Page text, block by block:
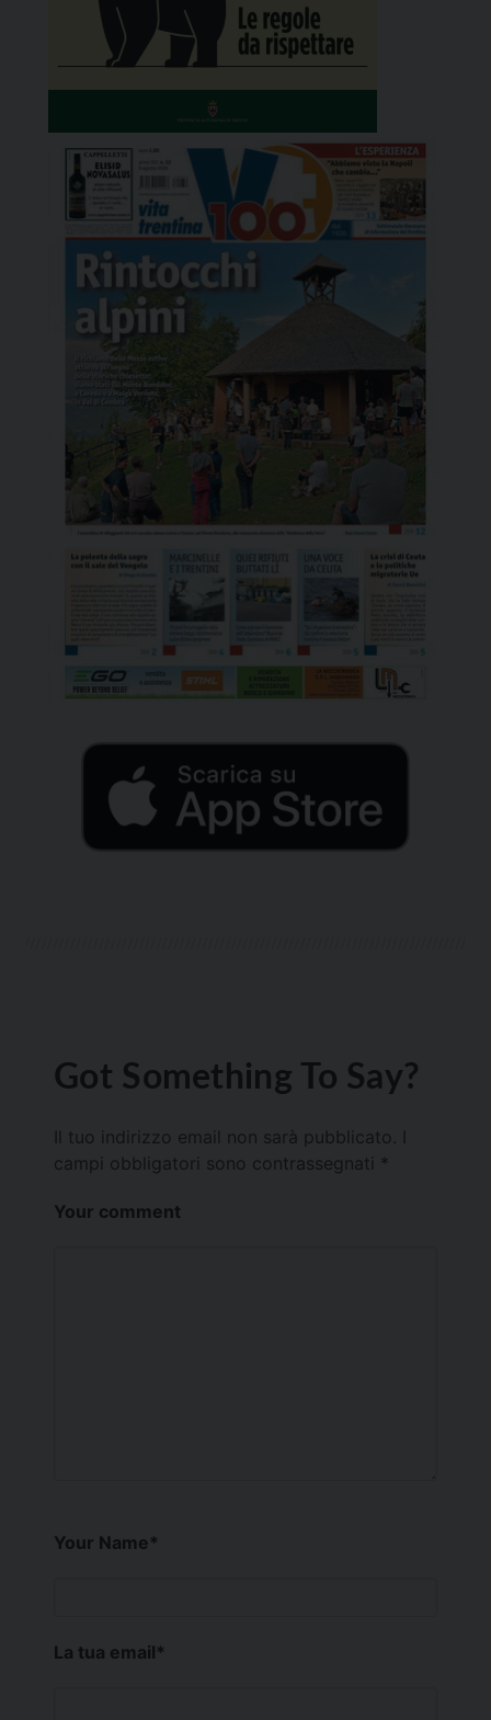
Got Something To Say?
Il tuo indirizzo email non sarà pubblicato.
campi obbligatori sono contrassegnati *
Your comment
Your Name*
La tua email*